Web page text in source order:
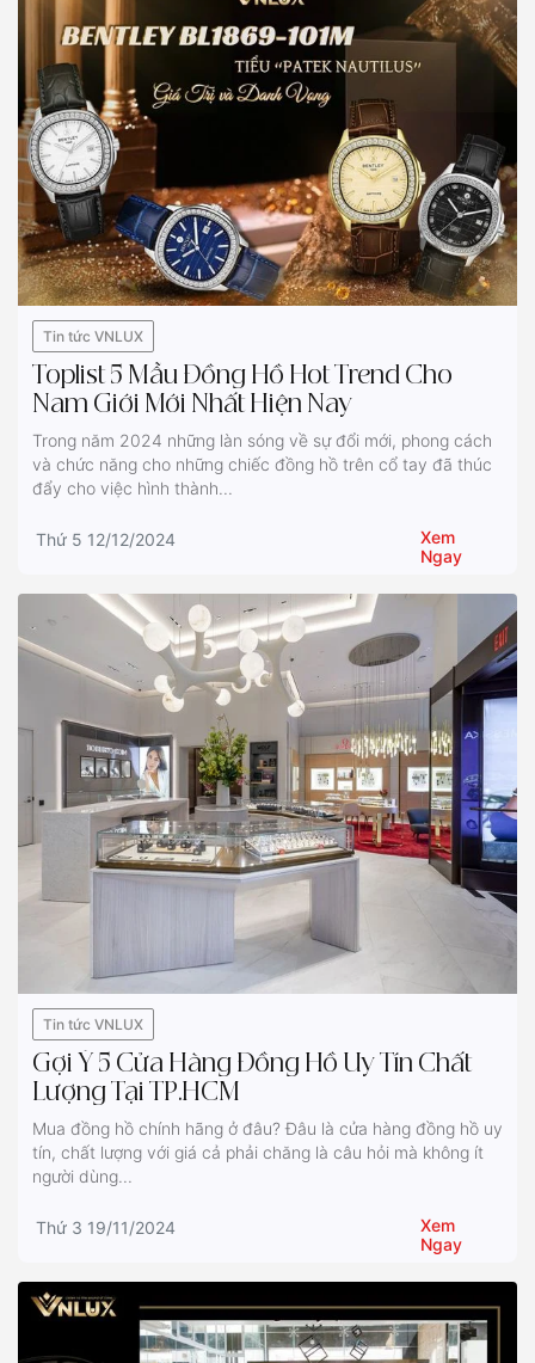
Tin tức VNLUX
Toplist 5 Mẫu Đồng Hồ Hot Trend Cho
Nam Giới Mới Nhất Hiện Nay
Trong năm 2024 những làn sóng về sự đổi mới, phong cách
và chức năng cho những chiếc đồng hồ trên cổ tay đã thúc
đẩy cho việc hình thành...
Thứ 5 12/12/2024
Xem
Ngay
Tin tức VNLUX
Gợi Ý 5 Cửa Hàng Đồng Hồ Uy Tín Chất
Lượng Tại TP.HCM
Mua đồng hồ chính hãng ở đâu? Đâu là cửa hàng đồng hồ uy
tín, chất lượng với giá cả phải chăng là câu hỏi mà không ít
người dùng...
Thứ 3 19/11/2024
Xem
Ngay